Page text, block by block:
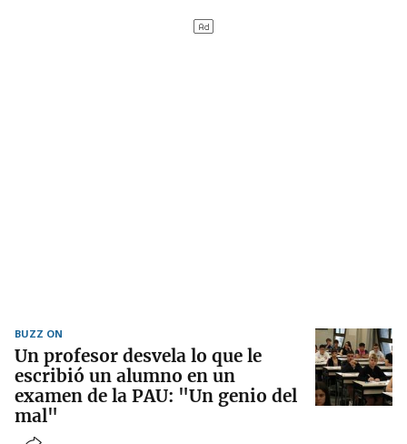
BUZZ ON
Un profesor desvela lo que le
escribió un alumno en un
examen de la PAU: "Un genio del
mal"